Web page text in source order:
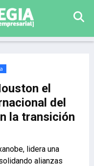
el
del
la transición
lidera una
alianzas